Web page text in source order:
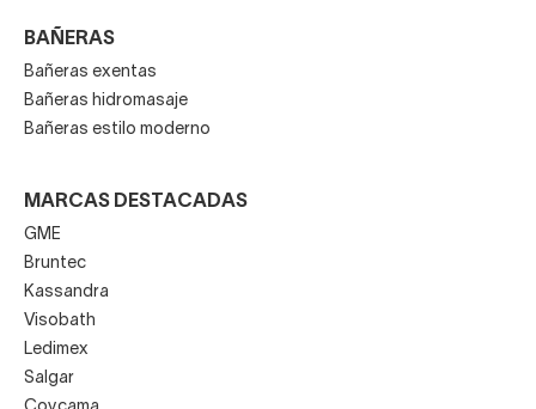
BAÑERAS
Bañeras exentas
Bañeras hidromasaje
Bañeras estilo moderno
MARCAS DESTACADAS
GME
Bruntec
Kassandra
Visobath
Ledimex
Salgar